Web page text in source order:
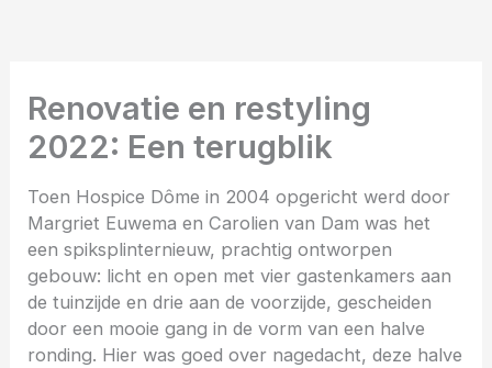
Renovatie en restyling
2022: Een terugblik
Toen Hospice Dôme in 2004 opgericht werd door
Margriet Euwema en Carolien van Dam was het
een spiksplinternieuw, prachtig ontworpen
gebouw: licht en open met vier gastenkamers aan
de tuinzijde en drie aan de voorzijde, gescheiden
door een mooie gang in de vorm van een halve
ronding. Hier was goed over nagedacht, deze halve